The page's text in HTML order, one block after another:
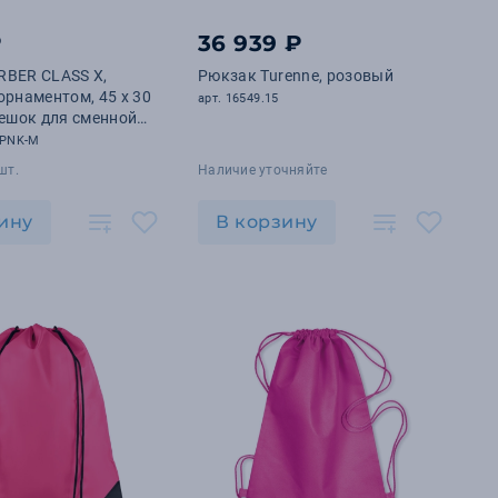
CLASS X,
45 x 30
для сменной
M
36 939 ₽
Рюкзак Turenne, розовый
арт. 16549.15
Наличие уточняйте
В корзину